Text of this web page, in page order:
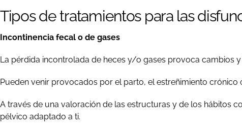
Tipos de tratamientos para las
Incontinencia fecal o de gases
La pérdida incontrolada de heces y/o gases provoca cambios
Pueden venir provocados por el parto, el estreñimiento crónico
A través de una valoración de las estructuras y de los hábitos
pélvico adaptado a ti.